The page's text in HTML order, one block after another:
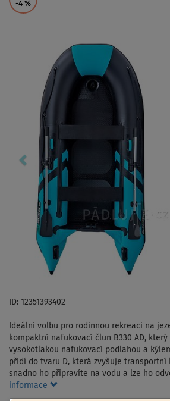
-4 %
ID: 12351393402
Ideální volbu pro rodinnou rekreaci na
kompaktní nafukovací člun B330 AD,
vysokotlakou nafukovací podlahou a
přídí do tvaru D, která zvyšuje transportní
snadno ho připravíte na vodu a lze ho
informace